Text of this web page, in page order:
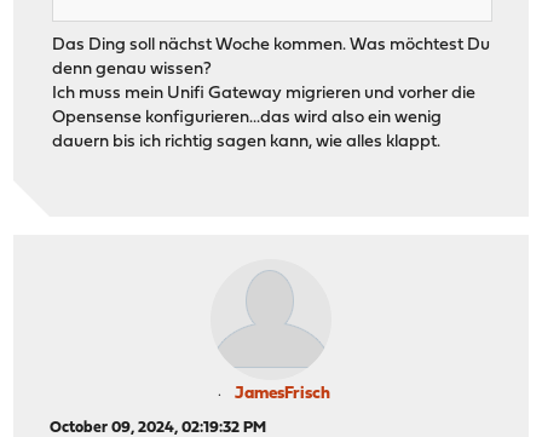
Das Ding soll nächst Woche kommen. Was möchtest Du
denn genau wissen?
Ich muss mein Unifi Gateway migrieren und vorher die
Opensense konfigurieren...das wird also ein wenig
dauern bis ich richtig sagen kann, wie alles klappt.
JamesFrisch
October 09, 2024, 02:19:32 PM